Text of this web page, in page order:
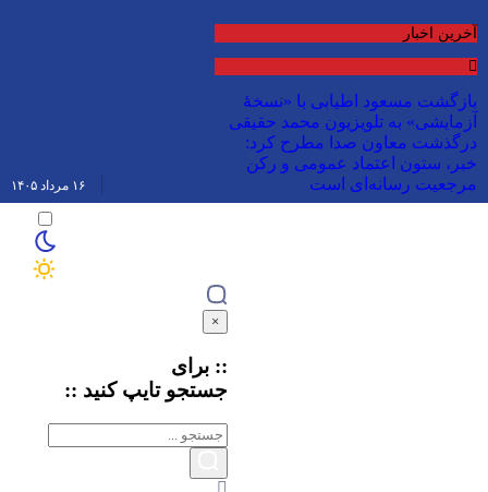
آخرین اخبار
بازگشت مسعود اطیابی با «نسخهٔ
آزمایشی» به تلویزیون محمد حقیقی
درگذشت معاون صدا مطرح کرد:
خبر، ستون اعتماد عمومی و رکن
مرجعیت رسانه‌ای است
۱۶ مرداد ۱۴۰۵
×
:: برای
جستجو تایپکنید ::